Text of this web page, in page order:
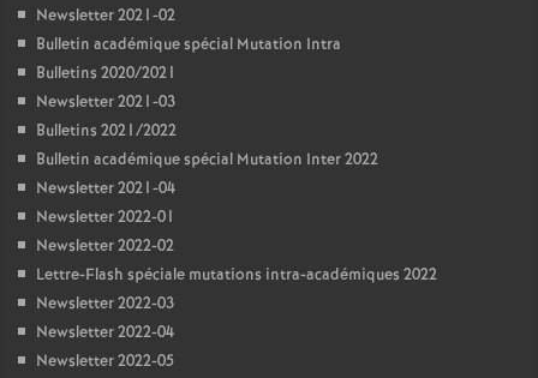
Newsletter 2021-02
Bulletin académique spécial Mutation Intra
Bulletins 2020/2021
Newsletter 2021-03
Bulletins 2021/2022
Bulletin académique spécial Mutation Inter 2022
Newsletter 2021-04
Newsletter 2022-01
Newsletter 2022-02
Lettre-Flash spéciale mutations intra-académiques 2022
Newsletter 2022-03
Newsletter 2022-04
Newsletter 2022-05